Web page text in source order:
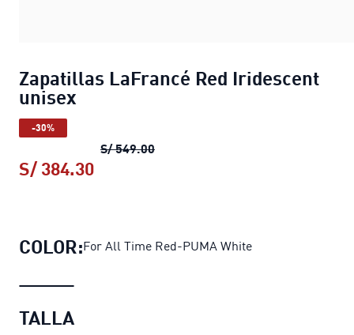
Zapatillas LaFrancé Red Iridescent
unisex
-30%
S/ 549.00Zapatillas LaFrancé Red
S/ 384.30
COLOR:For All Time Red-PUMA White
TALLA